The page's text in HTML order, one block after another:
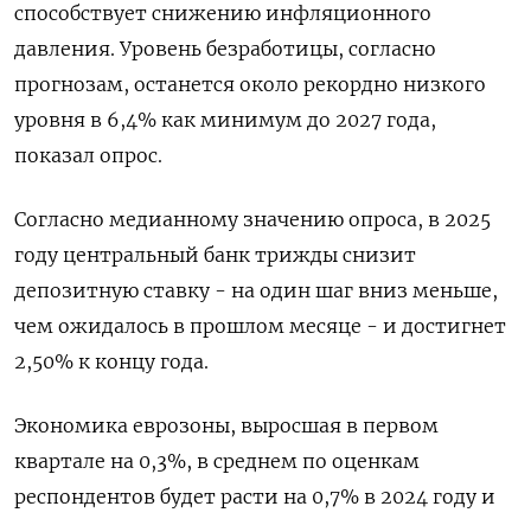
способствует снижению инфляционного
давления. Уровень безработицы, согласно
прогнозам, останется около рекордно низкого
уровня в 6,4% как минимум до 2027 года,
показал опрос.
Согласно медианному значению опроса, в 2025
году центральный банк трижды снизит
депозитную ставку - на один шаг вниз меньше,
чем ожидалось в прошлом месяце - и достигнет
2,50% к концу года.
Экономика еврозоны, выросшая в первом
квартале на 0,3%, в среднем по оценкам
респондентов будет расти на 0,7% в 2024 году и